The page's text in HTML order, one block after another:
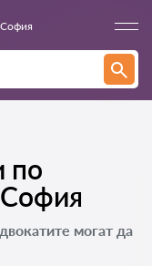
София
по
могат да